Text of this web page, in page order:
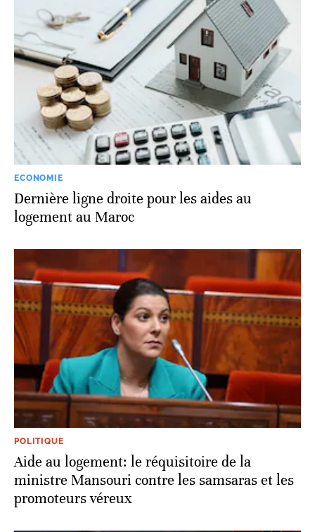
ECONOMIE
Dernière ligne droite pour les aides au
logement au Maroc
POLITIQUE
Aide au logement: le réquisitoire de la
ministre Mansouri contre les samsaras et les
promoteurs véreux